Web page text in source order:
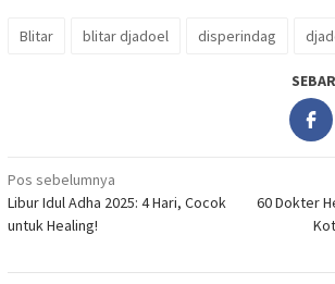
Blitar blitar djadoel disperindag
Navigasi
pos
Pos sebelumnya
Libur Idul Adha 2025: 4 Hari, Cocok
untuk Healing!
60 Dokter